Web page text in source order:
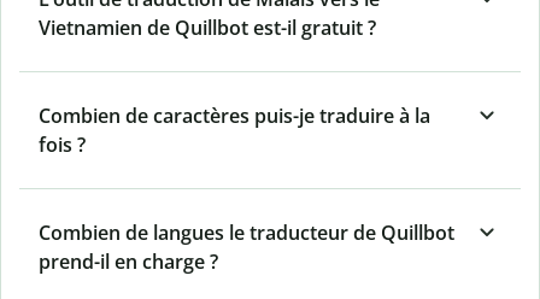
Vietnamien de Quillbot est-il gratuit ?
Combien de caractères puis-je traduire à la
fois ?
Combien de langues le traducteur de Quillbot
prend-il en charge ?